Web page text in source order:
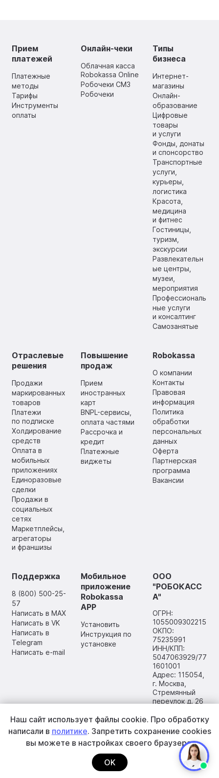
Прием
платежей
Платежные
методы
Тарифы
Инструменты
оплаты
Онлайн-чеки
Облачная касса
Robokassa Online
Робочеки СМЗ
Робочеки
Типы
бизнеса
Интернет-
магазины
Онлайн-
образование
Цифровые
товары
и услуги
Фонды, донаты
и спонсорство
Транспортные
услуги,
курьеры,
логистика
Красота,
медицина
и фитнес
Гостиницы,
туризм,
экскурсии
Развлекательн
ые центры,
музеи,
мероприятия
Профессиональ
ные услуги
и консалтинг
Самозанятые
Отраслевые
решения
Продажи
маркированных
товаров
Платежи
по подписке
Холдирование
средств
Оплата в
мобильных
приложениях
Единоразовые
сделки
Продажи в
социальных
сетях
Маркетплейсы,
агрегаторы
и франшизы
Повышение
продаж
Прием
иностранных
карт
BNPL-сервисы,
оплата частями
Рассрочка и
кредит
Платежные
виджеты
Robokassa
О компании
Контакты
Правовая
информация
Политика
обработки
персональных
данных
Оферта
Партнерская
программа
Вакансии
Поддержка
8 (800) 500-25-
57
Написать в MAX
Написать в VK
Написать в
Telegram
Написать e-mail
Мобильное
приложение
Robokassa
APP
Установить
Инструкция по
установке
ООО
"РОБОКАСС
А"
ОГРН:
1055009302215
ОКПО:
75235991
ИНН/КПП:
5047063929/77
1601001
Адрес: 115054,
г. Москва,
Стремянный
переулок д. 26
Наш сайт использует файлы cookie. Про обработку
написали в политике. Запретить сохранение cookies
вы можете в настройках своего браузера.
OK